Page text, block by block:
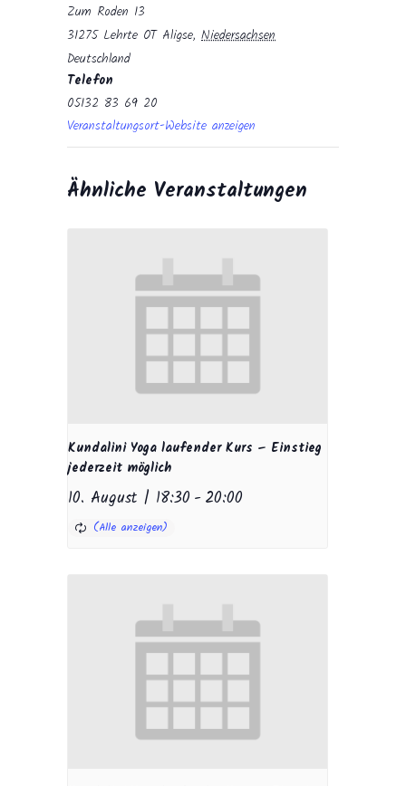
Zum Roden 13
31275 Lehrte OT Aligse, Niedersachsen
Deutschland
Telefon
05132 83 69 20
Veranstaltungsort-Website anzeigen
Ähnliche Veranstaltungen
Kundalini Yoga laufender Kurs – Einstieg
jederzeit möglich
10. August | 18:30 -20:00